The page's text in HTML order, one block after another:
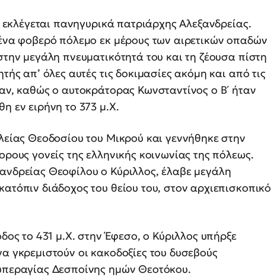
πανηγυρικά πατριάρχης Αλεξανδρείας.
φοβερό πόλεμο εκ μέρους των αιρετικών οπαδών
μεγάλη πνευματικότητά του και τη ζέουσα πίστη
απ’ όλες αυτές τις δοκιμασίες ακόμη και από τις
καθώς ο αυτοκράτορας Κωνσταντίνος ο Β΄ ήταν
εν ειρήνη το 373 μ.Χ.
Θεοδοσίου του Μικρού και γεννήθηκε στην
γονείς της ελληνικής κοινωνίας της πόλεως.
Θεοφίλου ο Κύριλλος, έλαβε μεγάλη
διάδοχος του θείου του, στον αρχιεπισκοπικό
το 431 μ.Χ. στην Έφεσο, ο Κύριλλος υπήρξε
γκρεμιστούν οι κακοδοξίες του δυσεβούς
Δεσποίνης ημών Θεοτόκου.